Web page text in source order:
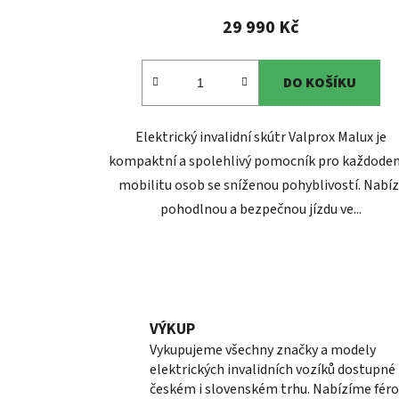
29 990 Kč
DO KOŠÍKU
Elektrický invalidní skútr Valprox Malux je
kompaktní a spolehlivý pomocník pro
mobilitu osob se sníženou pohyblivostí.
pohodlnou a bezpečnou jízdu ve...
VÝKUP
Vykupujeme všechny značky a modely
elektrických invalidních vozíků dostupné
českém i slovenském trhu. Nabízíme